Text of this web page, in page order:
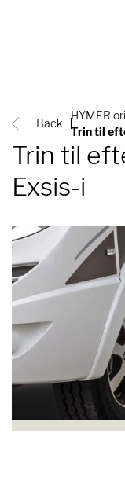
Back
HYMER
Trin til
Trin til
Exsis-i